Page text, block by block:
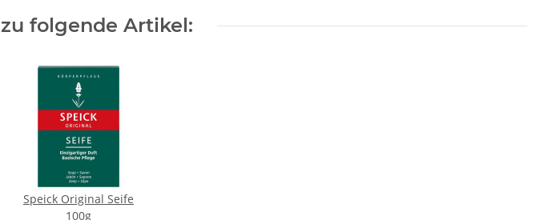
folgende Artikel:
Speick Original Seife
100g